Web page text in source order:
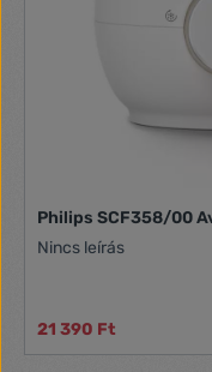
Philips SCF358/00
Nincs leírás
21 390 Ft